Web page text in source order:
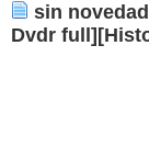
sin
Dvdr